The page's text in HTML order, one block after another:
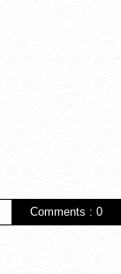
Comments : 0